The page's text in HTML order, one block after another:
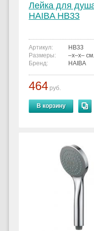
Лейка для
HAIBA HB33
Артикул:
HB33
Размеры:
–x–x– см.
Бренд:
HAIBA
464 руб.
В корзину